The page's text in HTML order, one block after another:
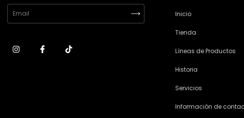
Inicio
Tienda
Líneas de Productos
Historia
Servicios
Información de